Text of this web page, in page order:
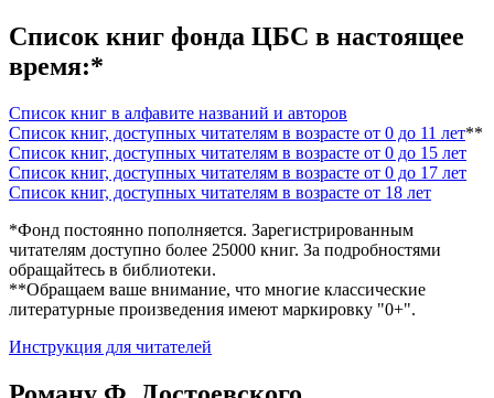
Список книг фонда ЦБС в настоящее
время:*
Список книг в алфавите названий и авторов
Список книг, доступных читателям в возрасте от 0 до 11 лет**
Список книг, доступных читателям в возрасте от 0 до 15 лет
Список книг, доступных читателям в возрасте от 0 до 17 лет
Список книг, доступных читателям в возрасте от 18 лет
*Фонд постоянно пополняется. Зарегистрированным
читателям доступно более 25000 книг. За подробностями
обращайтесь в библиотеки.
**Обращаем ваше внимание, что многие классические
литературные произведения имеют маркировку "0+".
Инструкция для читателей